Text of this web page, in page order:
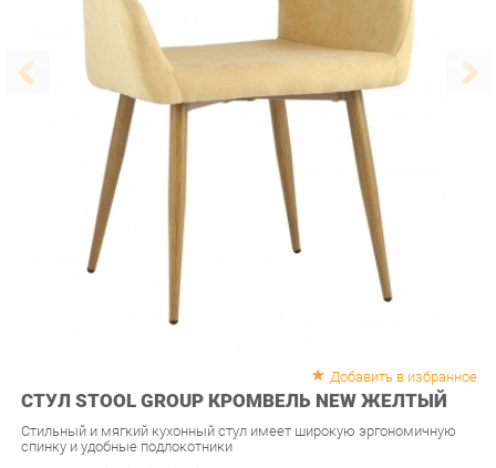
СТУЛ STOOL GROUP КРОМВЕЛЬ NEW ЖЕЛТЫЙ
Стильный и мягкий кухонный стул имеет широкую эргономичную
спинку и удобные подлокотники
Рейтинг: (голосов:0)